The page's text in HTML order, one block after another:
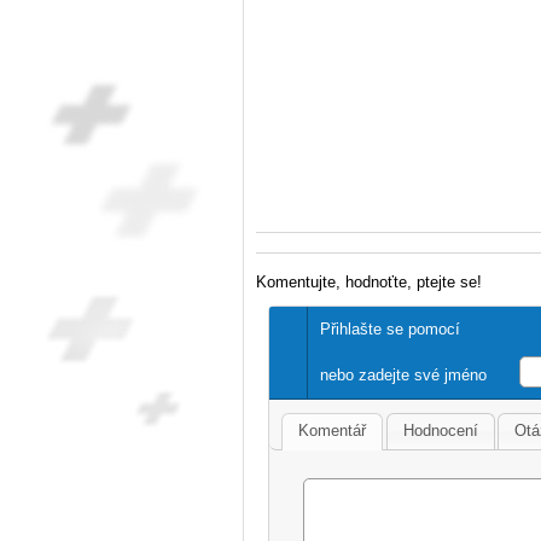
Komentujte, hodnoťte, ptejte se!
Přihlašte se pomocí
nebo zadejte své jméno
Komentář Hodnocení